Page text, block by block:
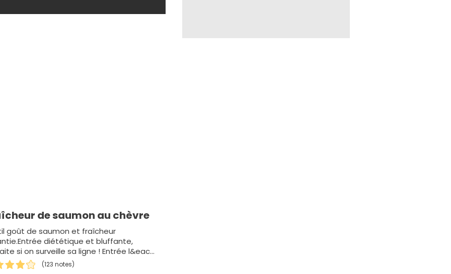
de saumon au chèvre
goût de saumon et fraîcheur
diététique et bluffante,
si on surveille sa ligne ! Entrée l&eac…
(123 notes)